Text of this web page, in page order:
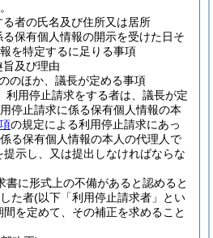
者の氏名及び住所又は居所
保有個人情報の開示を受けた日そ
を特定するに足りる事項
及び理由
のほか、議長が定める事項
利用停止請求をする者は、議長が定
停止請求に係る保有個人情報の本
の規定による利用停止請求にあっ
る保有個人情報の本人の代理人で
提示し、又は提出しなければならな
書に形式上の不備があると認めると
た者(以下「利用停止請求者」とい
を定めて、その補正を求めること